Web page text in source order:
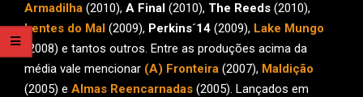
Armadilha (2010), A Final (2010), The Reeds (2010),
Lentes do Mal (2009), Perkins´14 (2009), Lake Mungo
(2008) e tantos outros. Entre as produções acima da
média vale mencionar (A) Fronteira (2007), Maldição
(2005) e Almas Reencarnadas (2005). Lançados em